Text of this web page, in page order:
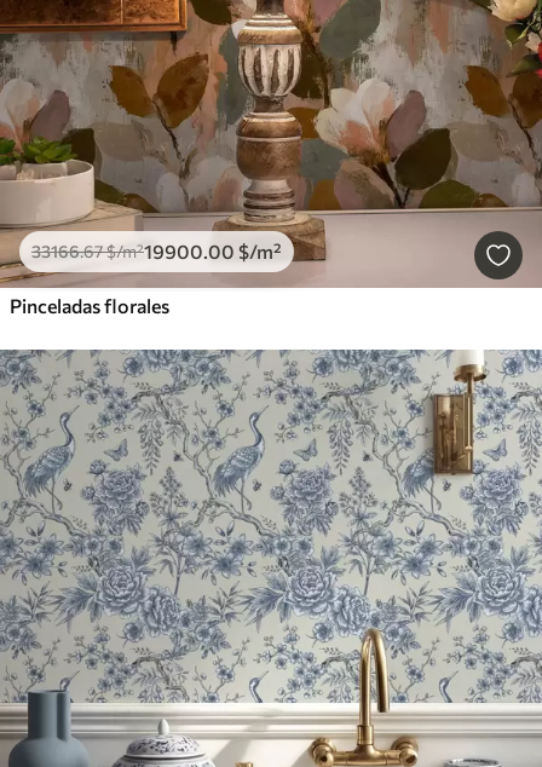
33166.67$/m²19900.00 $/m²
Pinceladas florales